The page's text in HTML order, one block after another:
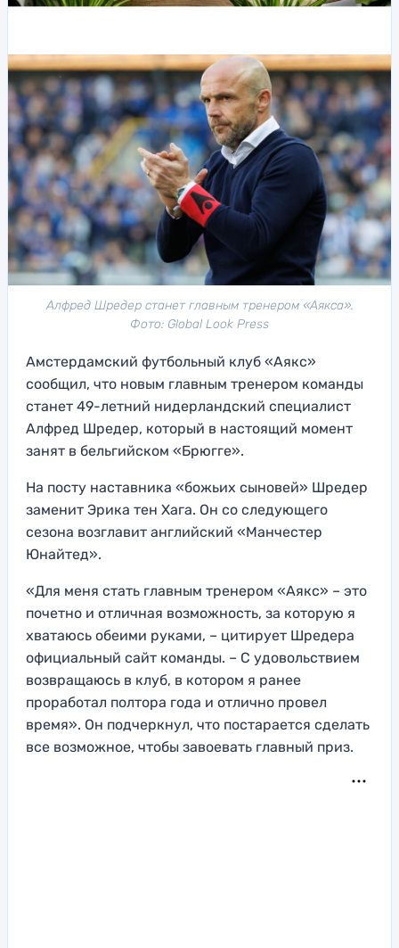
Алфред Шредер станет главным тренером «Аякса».
Фото: Global Look Press
Амстердамский футбольный клуб «Аякс»
сообщил, что новым главным тренером команды
станет 49-летний нидерландский специалист
Алфред Шредер, который в настоящий момент
занят в бельгийском «Брюгге».
На посту наставника «божьих сыновей» Шредер
заменит Эрика тен Хага. Он со следующего
сезона возглавит английский «Манчестер
Юнайтед».
«Для меня стать главным тренером «Аякс» – это
почетно и отличная возможность, за которую я
хватаюсь обеими руками, – цитирует Шредера
официальный сайт команды. – С удовольствием
возвращаюсь в клуб, в котором я ранее
проработал полтора года и отлично провел
время». Он подчеркнул, что постарается сделать
все возможное, чтобы завоевать главный приз.